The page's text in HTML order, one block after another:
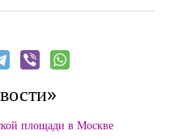
площади в Москве